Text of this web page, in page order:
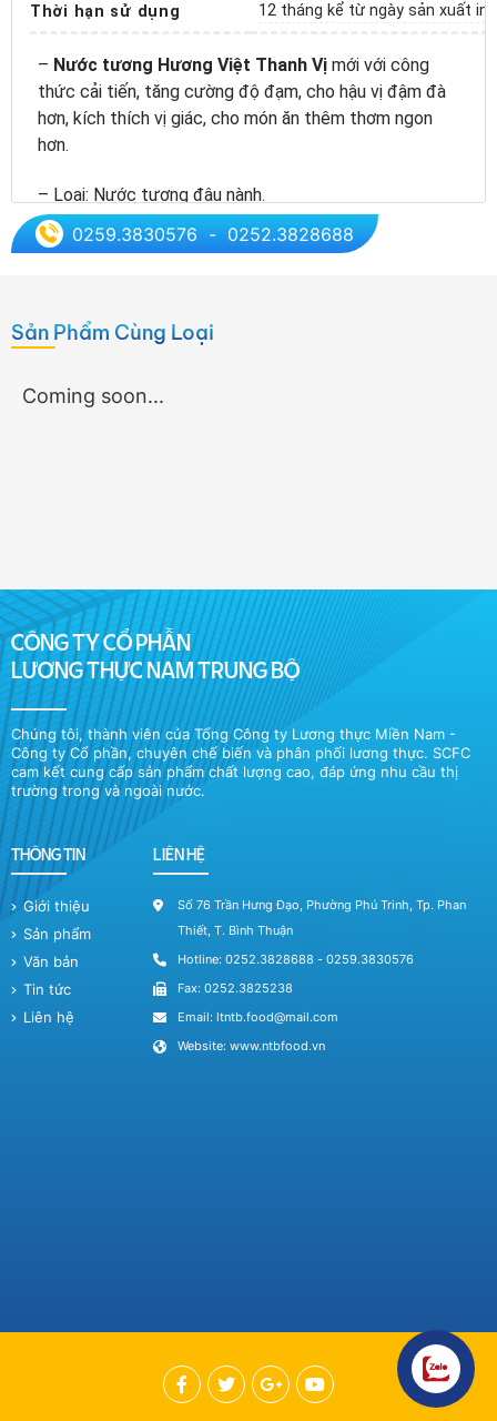
Thời hạn sử dụng 12 tháng kể từ ngày sản xuất in
– Nước tương Hương Việt Thanh Vị mới với công
thức cải tiến, tăng cường độ đạm, cho hậu vị đậm đà
hơn, kích thích vị giác, cho món ăn thêm thơm ngon
hơn.
– Loại: Nước tương đậu nành.
– Ưu điểm: Thanh trùng ở áp suất chân không, nhiệt độ
3-MCPD
0259.3830576 - 0252.3828688
Sản Phẩm Cùng Loại
Coming soon...
CÔNG TY CỔ PHẦN
LƯƠNG THỰC NAM TRUNG BỘ
Chúng tôi, thành viên của Tổng Công ty Lương thực Miền Nam -
Công ty Cổ phần, chuyên chế biến và phân phối lương thực. SCFC
cam kết cung cấp sản phẩm chất lượng cao, đáp ứng nhu cầu thị
trường trong và ngoài nước.
THÔNG TIN
Giới thiệu
Sản phẩm
Văn bản
Tin tức
Liên hệ
LIÊN HỆ
Số 76 Trần Hưng Đạo, Phường Phú Trinh, Tp. Phan
Thiết, T. Bình Thuận
Hotline:0252.3828688 -0259.3830576
Fax:0252.3825238
Email:ltntb.food@mail.com
Website: www.ntbfood.vn